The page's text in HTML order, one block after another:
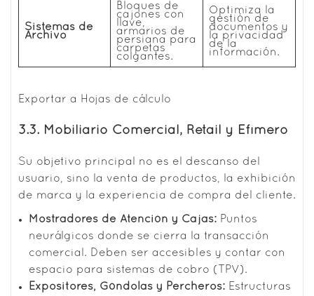
Sistemas de
Archivo
Bloques de
cajones con
llave,
armarios de
persiana para
carpetas
colgantes.
Optimiza la
gestión de
documentos y
la privacidad
de la
información.
Exportar a Hojas de cálculo
3.3. Mobiliario Comercial, Retail y Efímero
Su objetivo principal no es el descanso del
usuario, sino la venta de productos, la exhibición
de marca y la experiencia de compra del cliente.
Mostradores de Atención y Cajas: Puntos
neurálgicos donde se cierra la transacción
comercial. Deben ser accesibles y contar con
espacio para sistemas de cobro (TPV).
Expositores, Góndolas y Percheros: Estructuras